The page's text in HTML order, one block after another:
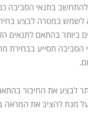
בתנאי הסביבה
לשמש במטרה לבצע
ביותר בהתאם לתנאים
תסייע בבחירת
לבצע את החיבור
מנת להציב את המראה